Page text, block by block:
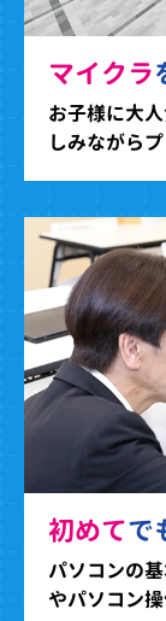
マイクラ
お子様に大
しみながら
初めてで
パソコンの
やパソコン